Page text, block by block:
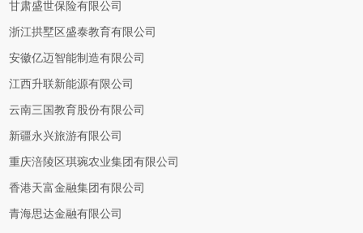
甘肃盛世保险有限公司
浙江拱墅区盛泰教育有限公司
安徽亿迈智能制造有限公司
江西升联新能源有限公司
云南三国教育股份有限公司
新疆永兴旅游有限公司
重庆涪陵区琪琬农业集团有限公司
香港天富金融集团有限公司
青海思达金融有限公司